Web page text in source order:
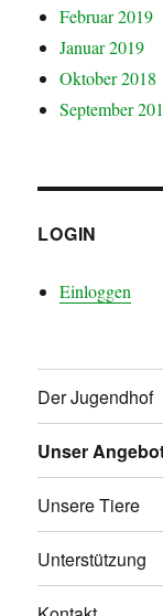
Februar 2019
Januar 2019
Oktober 2018
September
LOGIN
Einloggen
Der Jugendhof
Unser
Unsere Tiere
Unterstützung